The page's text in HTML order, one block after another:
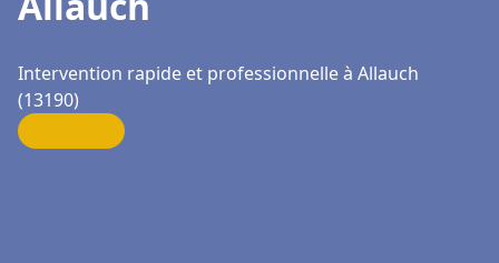
Intervention rapide et professionnelle à Allauch
(13190)